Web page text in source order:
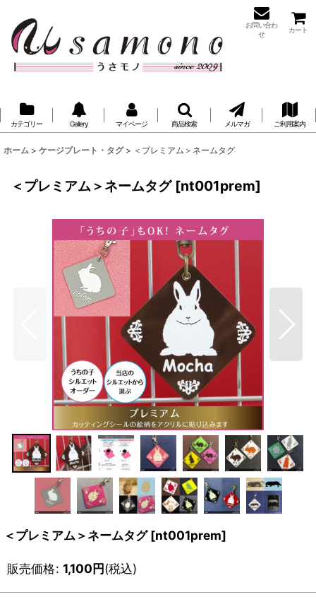
お問い合わ
せ
カート
カテゴリー Gallery マイページ 商品検索 メルマガ ご利用案内
ホーム > ケージプレート・タグ > ＜プレミアム＞ネームタグ
＜プレミアム＞ネームタグ [nt001prem]
＜プレミアム＞ネームタグ [nt001prem]
販売価格: 1,100円(税込)